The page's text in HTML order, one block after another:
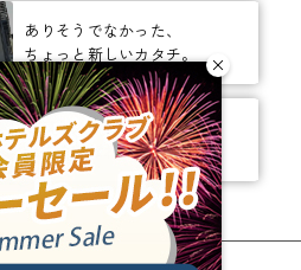
ありそうでなかった、
ちょっと新しいカタチ。
ビジネスからレジャーまで、
幅広く選ばれるホテルへ。